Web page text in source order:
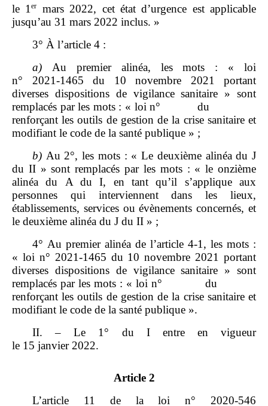
le 1er
mars 2022, cet état d’urgence est applicable
jusqu’au 31 mars 2022 inclus. »
3° À l’article 4 :
a) Au premier alinéa, les mots : « loi
n° 2021‑1465 du 10 novembre 2021 portant
diverses dispositions de vigilance sanitaire » sont
remplacés par les mots : « loi n° du
renforçant les outils de gestion de la crise sanitaire et
modifiant le code de la santé publique » ;
b) Au 2°, les mots : « Le deuxième alinéa du J
du II » sont remplacés par les mots : « le onzième
alinéa du A du I, en tant qu’il s’applique aux
personnes qui interviennent dans les lieux,
établissements, services ou évènements concernés, et
le deuxième alinéa du J du II » ;
4° Au premier alinéa de l’article 4‑1, les mots :
« loi n° 2021‑1465 du 10 novembre 2021 portant
diverses dispositions de vigilance sanitaire » sont
remplacés par les mots : « loi n° du
renforçant les outils de gestion de la crise sanitaire et
modifiant le code de la santé publique ».
II. – Le 1° du I entre en vigueur
le 15 janvier 2022.
Article 2
L’article 11 de la loi n° 2020‑546